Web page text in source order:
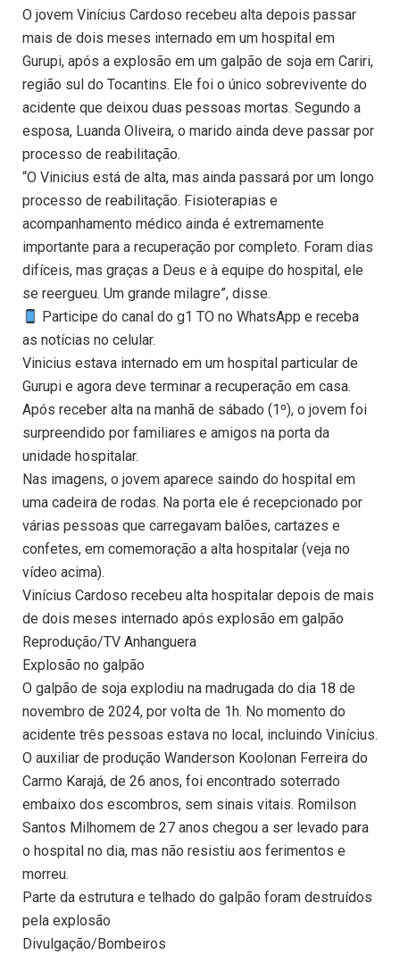
O jovem Vinícius Cardoso recebeu alta depois passar
mais de dois meses internado em um hospital em
Gurupi, após a explosão em um galpão de soja em Cariri,
região sul do Tocantins. Ele foi o único sobrevivente do
acidente que deixou duas pessoas mortas. Segundo a
esposa, Luanda Oliveira, o marido ainda deve passar por
processo de reabilitação.
“O Vinicius está de alta, mas ainda passará por um longo
processo de reabilitação. Fisioterapias e
acompanhamento médico ainda é extremamente
importante para a recuperação por completo. Foram dias
difíceis, mas graças a Deus e à equipe do hospital, ele
se reergueu. Um grande milagre”, disse.
Participe do canal do g1 TO no WhatsApp e receba
as notícias no celular.
Vinicius estava internado em um hospital particular de
Gurupi e agora deve terminar a recuperação em casa.
Após receber alta na manhã de sábado (1º), o jovem foi
surpreendido por familiares e amigos na porta da
unidade hospitalar.
Nas imagens, o jovem aparece saindo do hospital em
uma cadeira de rodas. Na porta ele é recepcionado por
várias pessoas que carregavam balões, cartazes e
confetes, em comemoração a alta hospitalar (veja no
vídeo acima).
Vinícius Cardoso recebeu alta hospitalar depois de mais
de dois meses internado após explosão em galpão
Reprodução/TV Anhanguera
Explosão no galpão
O galpão de soja explodiu na madrugada do dia 18 de
novembro de 2024, por volta de 1h. No momento do
acidente três pessoas estava no local, incluindo Vinícius.
O auxiliar de produção Wanderson Koolonan Ferreira do
Carmo Karajá, de 26 anos, foi encontrado soterrado
embaixo dos escombros, sem sinais vitais. Romilson
Santos Milhomem de 27 anos chegou a ser levado para
o hospital no dia, mas não resistiu aos ferimentos e
morreu.
Parte da estrutura e telhado do galpão foram destruídos
pela explosão
Divulgação/Bombeiros